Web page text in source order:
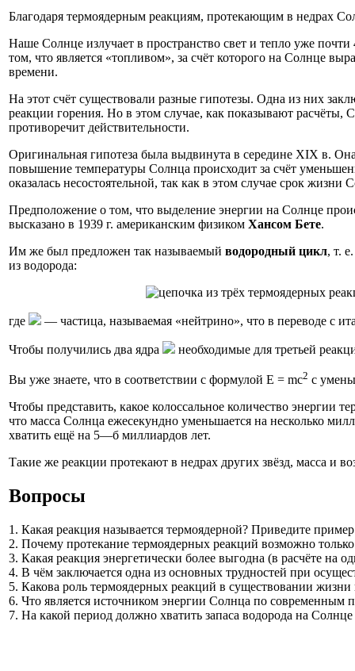
Благодаря термоядерным реакциям, протекающим в недрах
Наше Солнце излучает в пространство свет и тепло уже
том, что является «топливом», за счёт которого на Солнце
времени.
На этот счёт существовали разные гипотезы. Одна из них
реакции горения. Но в этом случае, как показывают расчёты,
противоречит действительности.
Оригинальная гипотеза была выдвинута в середине XIX в.
повышение температуры Солнца происходит за счёт
оказалась несостоятельной, так как в этом случае срок
Предположение о том, что выделение энергии на Солнце
высказано в 1939 г. американским физиком Хансом Бете.
Им же был предложен так называемый водородный цикл, т.
из водорода:
где — частица, называемая «нейтрино», что в переводе с
Чтобы получились два ядра необходимые для третьей
Вы уже знаете, что в соответствии с формулой Е = mс2 с
Чтобы представить, какое колоссальное количество энергии
что масса Солнца ежесекундно уменьшается на несколько
хватить ещё на 5—б миллиардов лет.
Такие же реакции протекают в недрах других звёзд, масса и
Вопросы
1. Какая реакция называется термоядерной? Приведите
2. Почему протекание термоядерных реакций возможно
3. Какая реакция энергетически более выгодна (в расчёте на
4. В чём заключается одна из основных трудностей при
5. Какова роль термоядерных реакций в существовании жизни
6. Что является источником энергии Солнца по современным
7. На какой период должно хватить запаса водорода на